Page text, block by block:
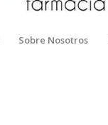
Sobre Nosotros